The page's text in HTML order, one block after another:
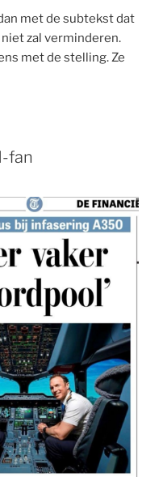
met de subtekst dat
zal verminderen.
met de stelling. Ze
fan